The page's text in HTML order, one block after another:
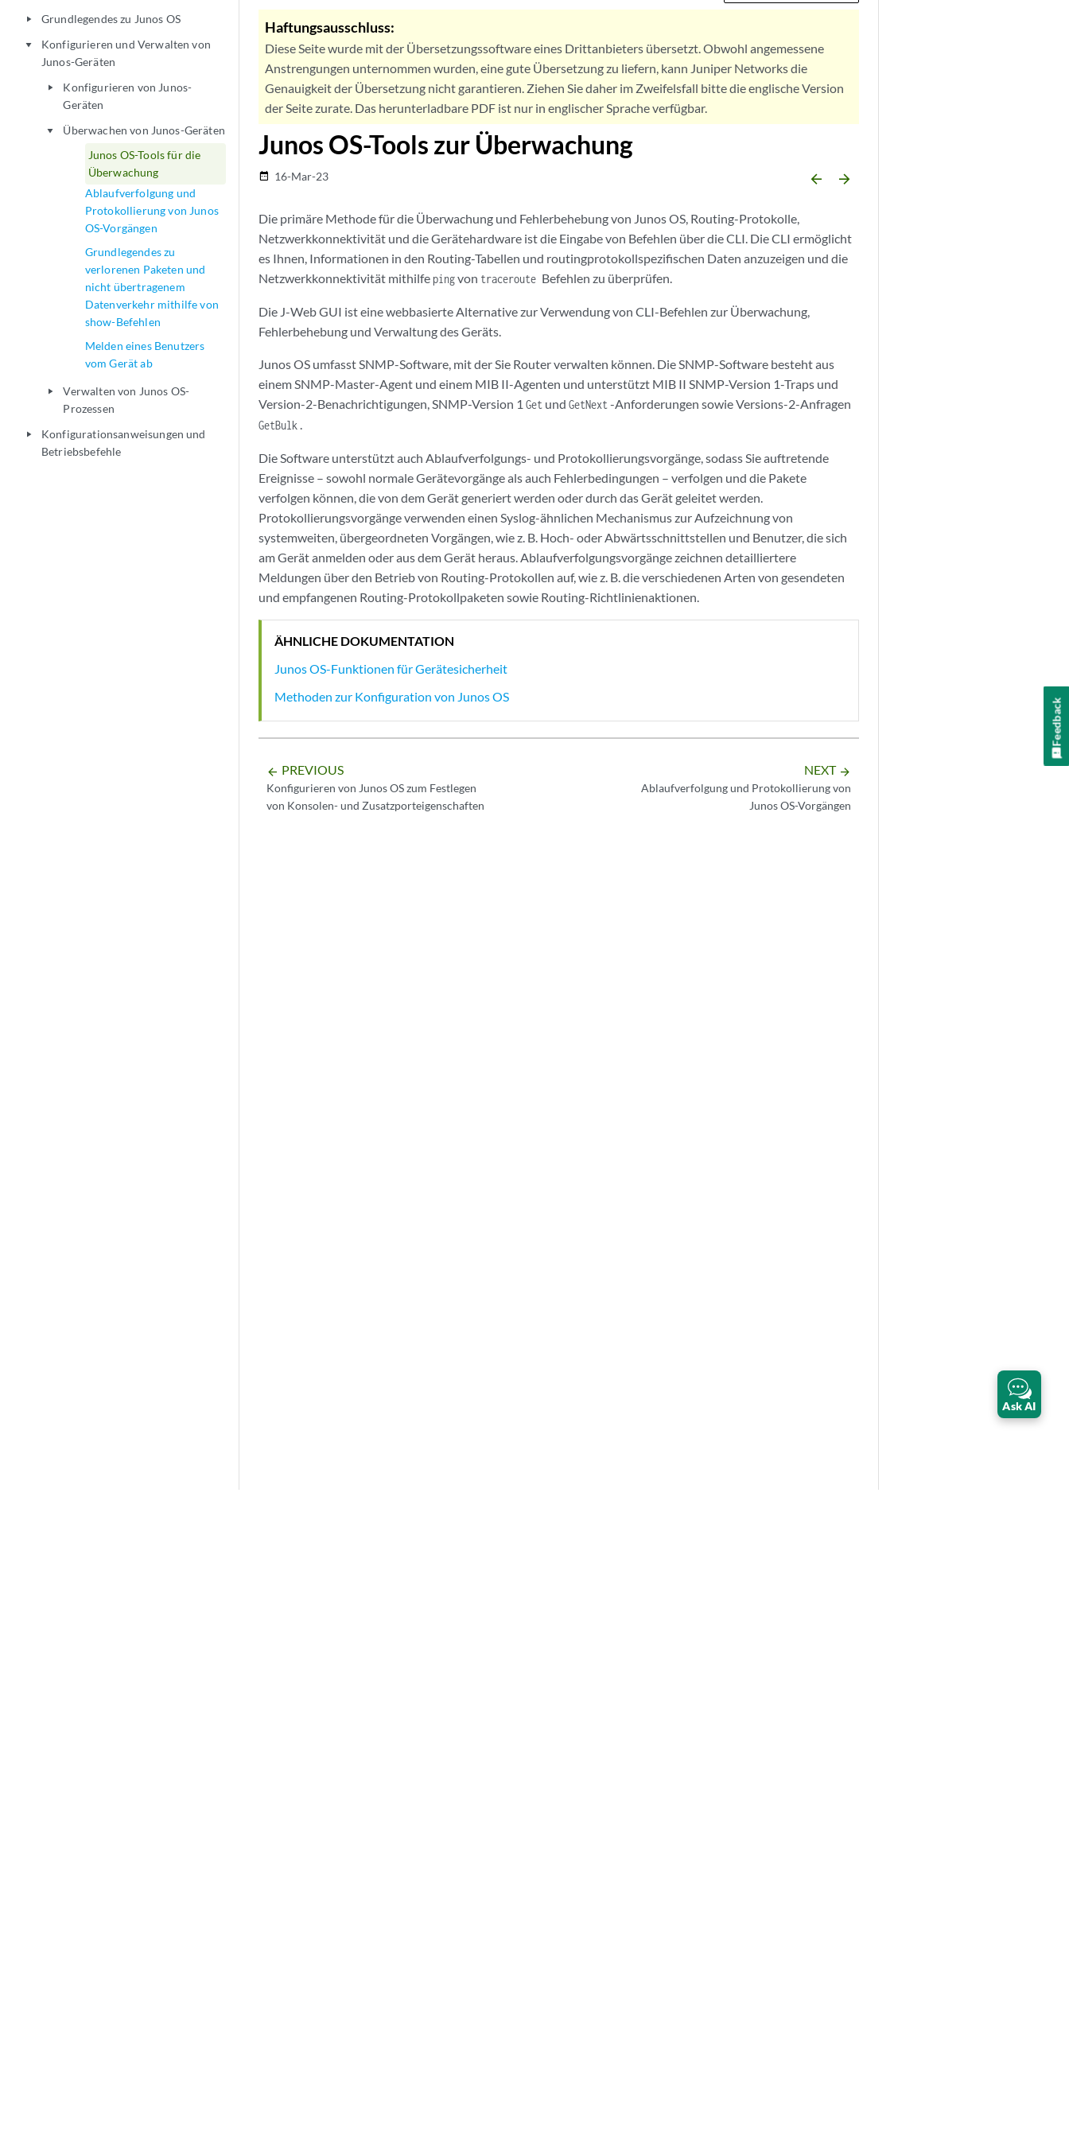
play_arrow Grundlegendes zu Junos OS
play_arrow
Konfigurieren und Verwalten von
Junos-Geräten
play_arrow
Konfigurieren von Junos-
Geräten
play_arrow
Überwachen von Junos-Geräten
Junos OS-Tools für die
Überwachung
Ablaufverfolgung und
Protokollierung von Junos
OS-Vorgängen
Grundlegendes zu
verlorenen Paketen und
nicht übertragenem
Datenverkehr mithilfe von
show-Befehlen
Melden eines Benutzers
vom Gerät ab
play_arrow
Verwalten von Junos OS-
Prozessen
play_arrow
Konfigurationsanweisungen und
Betriebsbefehle
Haftungsausschluss:
Diese Seite wurde mit der Übersetzungssoftware eines Drittanbieters übersetzt. Obwohl angemessene
Anstrengungen unternommen wurden, eine gute Übersetzung zu liefern, kann Juniper Networks die
Genauigkeit der Übersetzung nicht garantieren. Ziehen Sie daher im Zweifelsfall bitte die englische Version
der Seite zurate. Das herunterladbare PDF ist nur in englischer Sprache verfügbar.
Junos OS-Tools zur Überwachung
date_range 16-Mar-23 arrow_backward arrow_forward
Die primäre Methode für die Überwachung und Fehlerbehebung von Junos OS, Routing-Protokolle,
Netzwerkkonnektivität und die Gerätehardware ist die Eingabe von Befehlen über die CLI. Die CLI ermöglicht
es Ihnen, Informationen in den Routing-Tabellen und routingprotokollspezifischen Daten anzuzeigen und die
Netzwerkkonnektivität mithilfepingvon traceroute Befehlen zu überprüfen.
Die J-Web GUI ist eine webbasierte Alternative zur Verwendung von CLI-Befehlen zur Überwachung,
Fehlerbehebung und Verwaltung des Geräts.
Junos OS umfasst SNMP-Software, mit der Sie Router verwalten können. Die SNMP-Software besteht aus
einem SNMP-Master-Agent und einem MIB II-Agenten und unterstützt MIB II SNMP-Version 1-Traps und
Version-2-Benachrichtigungen, SNMP-Version 1 Get und GetNext-Anforderungen sowie Versions-2-Anfragen
GetBulk .
Die Software unterstützt auch Ablaufverfolgungs- und Protokollierungsvorgänge, sodass Sie auftretende
Ereignisse – sowohl normale Gerätevorgänge als auch Fehlerbedingungen – verfolgen und die Pakete
verfolgen können, die von dem Gerät generiert werden oder durch das Gerät geleitet werden.
Protokollierungsvorgänge verwenden einen Syslog-ähnlichen Mechanismus zur Aufzeichnung von
systemweiten, übergeordneten Vorgängen, wie z. B. Hoch- oder Abwärtsschnittstellen und Benutzer, die sich
am Gerät anmelden oder aus dem Gerät heraus. Ablaufverfolgungsvorgänge zeichnen detailliertere
Meldungen über den Betrieb von Routing-Protokollen auf, wie z. B. die verschiedenen Arten von gesendeten
und empfangenen Routing-Protokollpaketen sowie Routing-Richtlinienaktionen.
ÄHNLICHE DOKUMENTATION
Junos OS-Funktionen für Gerätesicherheit
Methoden zur Konfiguration von Junos OS
arrow_backward PREVIOUS
Konfigurieren von Junos OS zum Festlegen
von Konsolen- und Zusatzporteigenschaften
NEXT arrow_forward
Ablaufverfolgung und Protokollierung von
Junos OS-Vorgängen
Ask AI
Feedback